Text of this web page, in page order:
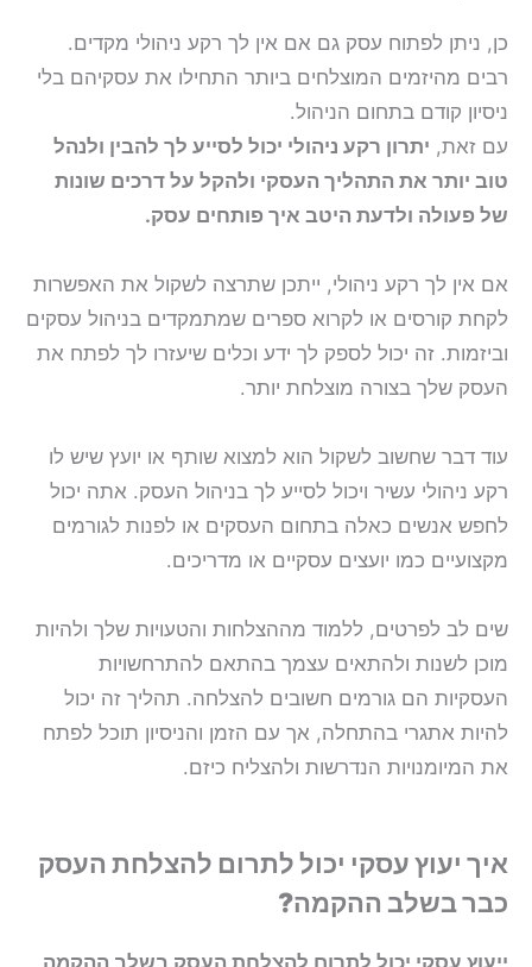
כן, ניתן לפתוח עסק גם אם אין לך רקע ניהולי מקדים.
רבים מהיזמים המוצלחים ביותר התחילו את עסקיהם בלי
ניסיון קודם בתחום הניהול.
עם זאת, יתרון רקע ניהולי יכול לסייע לך להבין ולנהל
טוב יותר את התהליך העסקי ולהקל על דרכים שונות
של פעולה ולדעת היטב איך פותחים עסק.
אם אין לך רקע ניהולי, ייתכן שתרצה לשקול את האפשרות
לקחת קורסים או לקרוא ספרים שמתמקדים בניהול עסקים
וביזמות. זה יכול לספק לך ידע וכלים שיעזרו לך לפתח את
העסק שלך בצורה מוצלחת יותר.
עוד דבר שחשוב לשקול הוא למצוא שותף או יועץ שיש לו
רקע ניהולי עשיר ויכול לסייע לך בניהול העסק. אתה יכול
לחפש אנשים כאלה בתחום העסקים או לפנות לגורמים
מקצועיים כמו יועצים עסקיים או מדריכים.
שים לב לפרטים, ללמוד מההצלחות והטעויות שלך ולהיות
מוכן לשנות ולהתאים עצמך בהתאם להתרחשויות
העסקיות הם גורמים חשובים להצלחה. תהליך זה יכול
להיות אתגרי בהתחלה, אך עם הזמן והניסיון תוכל לפתח
את המיומנויות הנדרשות ולהצליח כיזם.
איך יעוץ עסקי יכול לתרום להצלחת העסק
כבר בשלב ההקמה?